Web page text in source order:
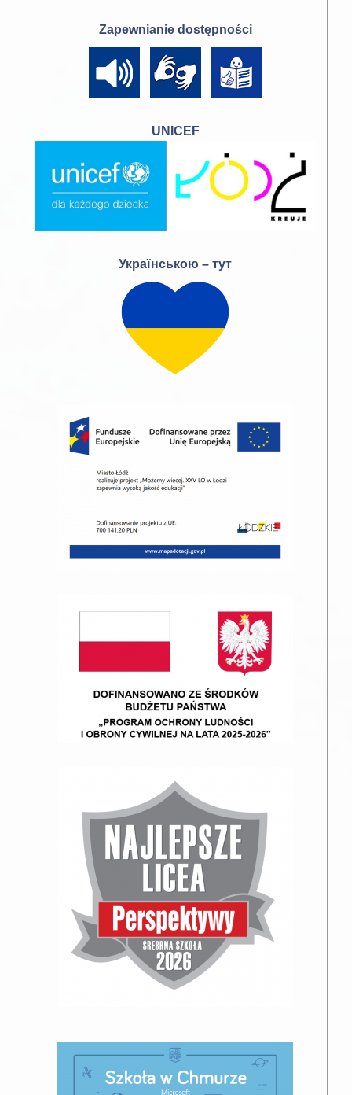
Zapewnianie dostępności
UNICEF
Українською – тут